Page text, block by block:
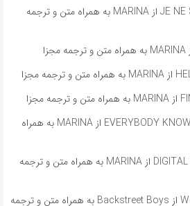
آهنگ انگلیسی JE NE SAIS QUOI از MARINA به همراه متن و ترجمه
آهنگ انگلیسی EVERYBODY KNOWS I’M SAD از MARINA به همراه
آهنگ انگلیسی DIGITAL FANTASY از MARINA به همراه متن و ترجمه
آهنگ انگلیسی Weird World از Backstreet Boys به همراه متن و ترجمه